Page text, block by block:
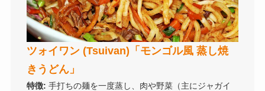
ツォイワン (Tsuivan)「モンゴル風 蒸し焼
きうどん」
特徴: 手打ちの麺を一度蒸し、肉や野菜（主にジャガイ